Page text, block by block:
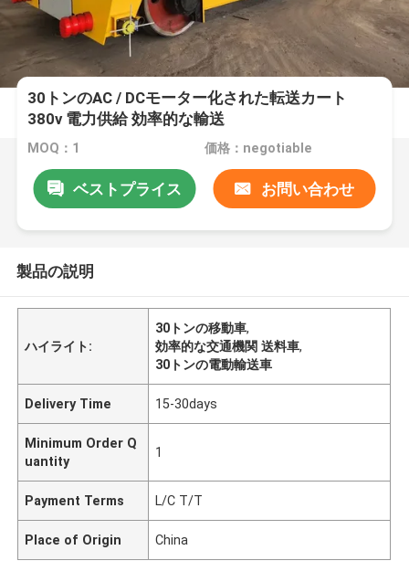
30トンのAC / DCモーター化された転送カート
380v 電力供給 効率的な輸送
MOQ：1 価格：negotiable
ベストプライス お問い合わせ
製品の説明
ハイライト:
30トンの移動車,
効率的な交通機関 送料車,
30トンの電動輸送車
Delivery Time 15-30days
Minimum Order Q
uantity
1
Payment Terms L/C T/T
Place of Origin China